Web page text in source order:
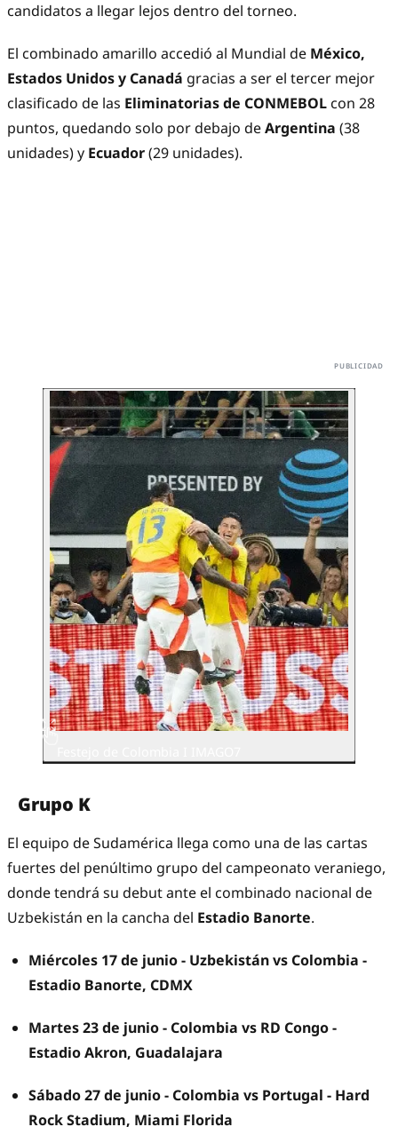
candidatos a llegar lejos dentro del torneo.
El combinado amarillo accedió al Mundial de México,
Estados Unidos y Canadá gracias a ser el tercer mejor
clasificado de las Eliminatorias de CONMEBOL con 28
puntos, quedando solo por debajo deArgentina (38
unidades) y Ecuador(29 unidades).
Grupo K
El equipo de Sudamérica llega como una de las cartas
fuertes del penúltimo grupo del campeonato veraniego,
donde tendrá su debut ante el combinado nacional de
Uzbekistán en la cancha del Estadio Banorte.
Miércoles 17 de junio - Uzbekistán vs Colombia -
Estadio Banorte, CDMX
Martes 23 de junio - Colombia vs RD Congo -
Estadio Akron, Guadalajara
Sábado 27 de junio - Colombia vs Portugal - Hard
Rock Stadium, Miami Florida